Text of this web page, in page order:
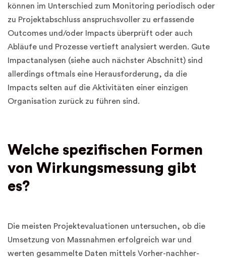
können im Unterschied zum Monitoring periodisch oder
zu Projektabschluss anspruchsvoller zu erfassende
Outcomes und/oder Impacts überprüft oder auch
Abläufe und Prozesse vertieft analysiert werden. Gute
Impactanalysen (siehe auch nächster Abschnitt) sind
allerdings oftmals eine Herausforderung, da die
Impacts selten auf die Aktivitäten einer einzigen
Organisation zurück zu führen sind.
Welche spezifischen Formen
von Wirkungsmessung gibt
es?
Die meisten Projektevaluationen untersuchen, ob die
Umsetzung von Massnahmen erfolgreich war und
werten gesammelte Daten mittels Vorher-nachher-